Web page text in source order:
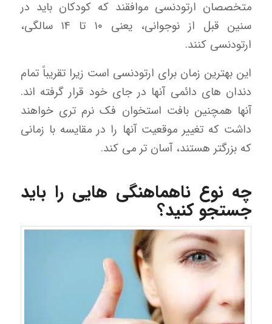
متخصصان ارتودنسی موافقند که کودکان باید در
سنین قبل از نوجوانی، یعنی ۱۰ تا ۱۴ سالگی،
ارتودنسی کنند.
این بهترین زمان برای ارتودنسی است زیرا تقریباً تمام
دندان های دائمی آنها در جای خود قرار گرفته اند.
آنها همچنین بافت استخوان فک نرم تری خواهند
داشت که تغییر موقعیت آنها را در مقایسه با زمانی
که بزرگتر هستند، آسان تر می کند.
چه نوع ناهماهنگی هایی را باید
جستجو کنید؟